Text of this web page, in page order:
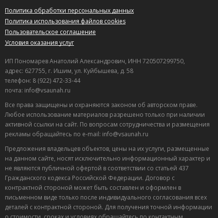
Николай Уваров о Баня Одиссея
23.10.2015 в 11:05
Есть где погулять в отеле. Зачетное обслуживание в
плане питания. Убираются каждый день. Недостатком
является отсутствие воды в душе. Что - сказать - сервис
на высоте.Отдыхали в этом санатории прошлым летом
Полезный отзыв? Да(7) Нет(6)
9,7
Александр о Баня Мессажай 9-й км
Рекомендую, уютно, чисто, дружелюбный хозяин.
Встретил, все рассказал, показал. Провожал, все
распросил, что понравилось, что не понравилось.
Пятерка!
Полезный отзыв? Да(10) Нет(7)
9
Политика обработки персональных данных
Политика использования файлов cookies
Пользовательское соглашение
Условия оказания услуг
ИП Пономарев Анатолий Александрович, ИНН 720507299750,
адрес: 627755, г. Ишим, ул. Куйбышева, д. 58
телефон: 8 (922) 472-33-44
почта: info@vsaunah.ru
Все права защищены и охраняются законом об авторском праве.
Любое использование материалов разрешено только при наличии
активной ссылки на сайт. По вопросам сотрудничества и размещения
рекламы обращайтесь по e-mail: info@vsaunah.ru
Предложения владельцев объектов, цены на их услуги, размещенные
на данном сайте, носят исключительно информационный характер и
не являются публичной офертой в соответствии со статьей 437
Гражданского кодекса Российской Федерации. Договор с
контрактной стороной может быть составлен и оформлен в
письменном виде только после индивидуального согласования всех
деталей с контрактной стороной. Для получения точной информации
Лучшие
спецпредложения
саун